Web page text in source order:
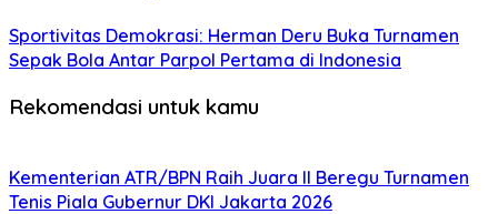
Sportivitas Demokrasi: Herman Deru Buka Turnamen
Sepak Bola Antar Parpol Pertama di Indonesia
Rekomendasi untuk kamu
Kementerian ATR/BPN Raih Juara II Beregu Turnamen
Tenis Piala Gubernur DKI Jakarta 2026